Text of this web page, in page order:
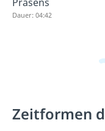
Dauer: 04:42
Zeitformen